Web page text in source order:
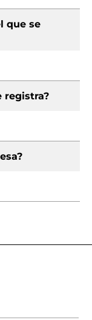
que se
registra?